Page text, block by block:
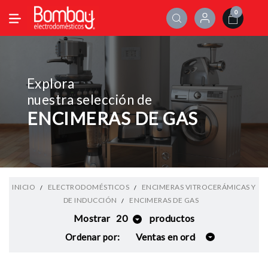
0
Explora
nuestra selección de
ENCIMERAS DE GAS
INICIO ELECTRODOMÉSTICOS
ENCIMERAS VITROCERÁMICAS Y
DE INDUCCIÓN
ENCIMERAS DE GAS
Mostrar 20 productos
Ordenar por: